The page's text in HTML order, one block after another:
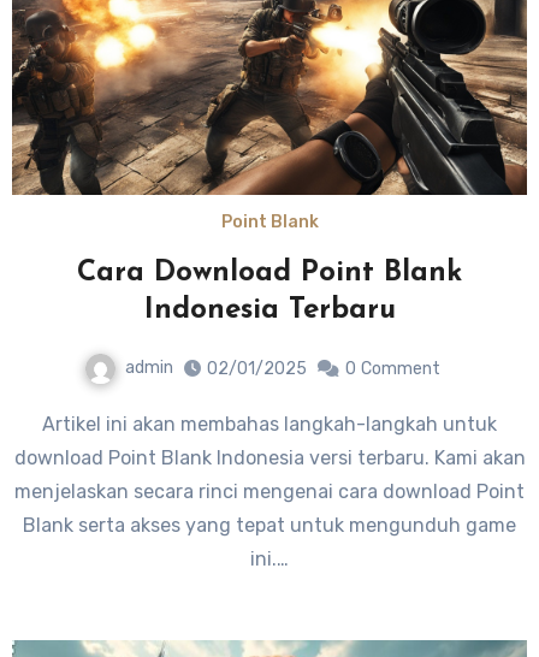
Point Blank
Cara Download Point Blank
Indonesia Terbaru
admin 02/01/2025 0 Comment
Artikel ini akan membahas langkah-langkah untuk
download Point Blank Indonesia versi terbaru. Kami akan
menjelaskan secara rinci mengenai cara download Point
Blank serta akses yang tepat untuk mengunduh game
ini.…